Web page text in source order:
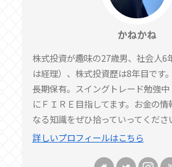
かねかね
株式投資が趣味の27歳男、社会人6
は経理）、株式投資歴は8年目です
長期保有。スイングトレード勉強
にＦＩＲＥ目指してます。お金の
なる知識をぜひ拾っていってくだ
詳しいプロフィールはこちら